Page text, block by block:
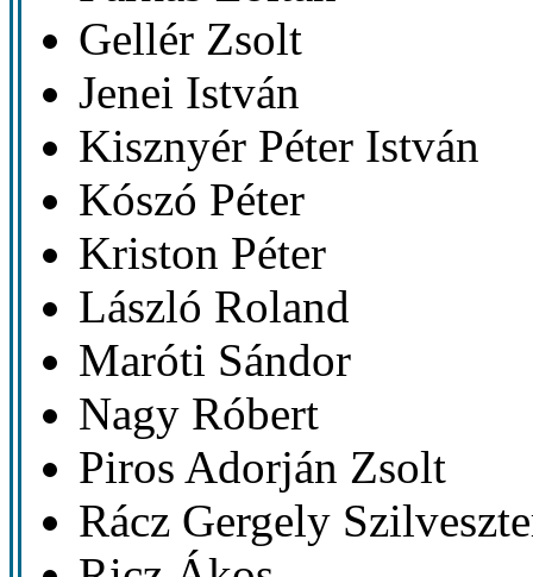
Gellér Zsolt
Jenei István
Kisznyér Péter István
Kószó Péter
Kriston Péter
László Roland
Maróti Sándor
Nagy Róbert
Piros Adorján Zsolt
Rácz Gergely